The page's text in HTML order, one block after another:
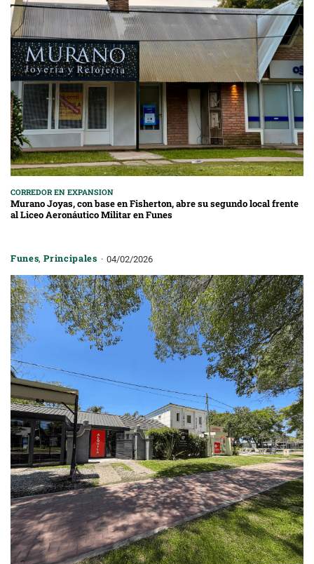
CORREDOR EN EXPANSION
Murano Joyas, con base en Fisherton, abre su segundo local frente
al Liceo Aeronáutico Militar en Funes
Funes,Principales 04/02/2026